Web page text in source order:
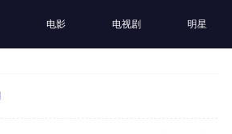
电影 电视剧 明星